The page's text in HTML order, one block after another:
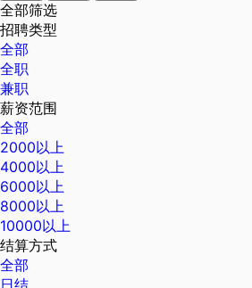
全部筛选
招聘类型
全部
全职
兼职
薪资范围
全部
2000以上
4000以上
6000以上
8000以上
10000以上
结算方式
全部